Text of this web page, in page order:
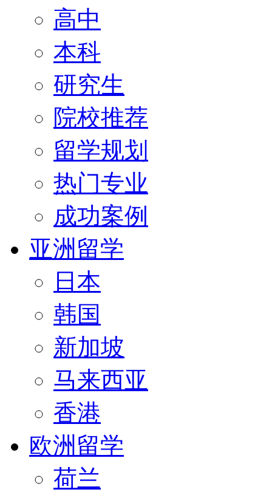
高中
本科
研究生
院校推荐
留学规划
热门专业
成功案例
亚洲留学
日本
韩国
新加坡
马来西亚
香港
欧洲留学
荷兰